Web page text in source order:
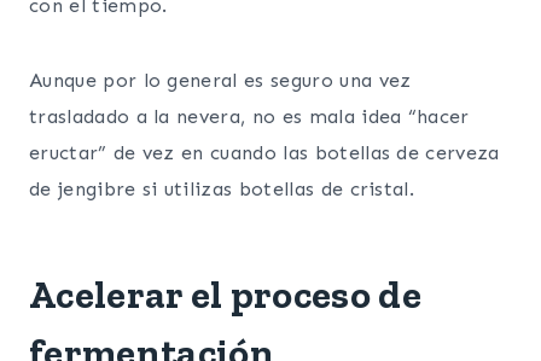
con el tiempo.
Aunque por lo general es seguro una vez
trasladado a la nevera, no es mala idea “hacer
eructar” de vez en cuando las botellas de cerveza
de jengibre si utilizas botellas de cristal.
Acelerar el proceso de